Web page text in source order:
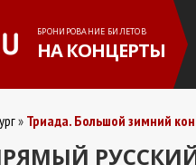
БРОНИРОВАНИЕ БИЛЕТОВ
НА КОНЦЕРТЫ
Триада. Большой зимний